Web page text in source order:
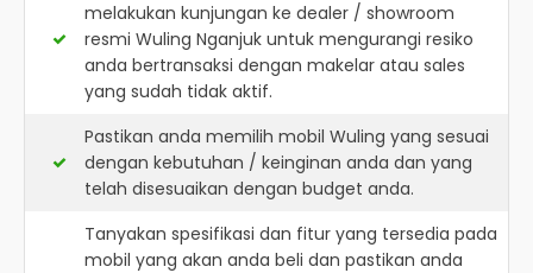
melakukan kunjungan ke dealer / showroom
resmi Wuling Nganjuk untuk mengurangi resiko
anda bertransaksi dengan makelar atau sales
yang sudah tidak aktif.
Pastikan anda memilih mobil Wuling yang sesuai
dengan kebutuhan / keinginan anda dan yang
telah disesuaikan dengan budget anda.
Tanyakan spesifikasi dan fitur yang tersedia pada
mobil yang akan anda beli dan pastikan anda